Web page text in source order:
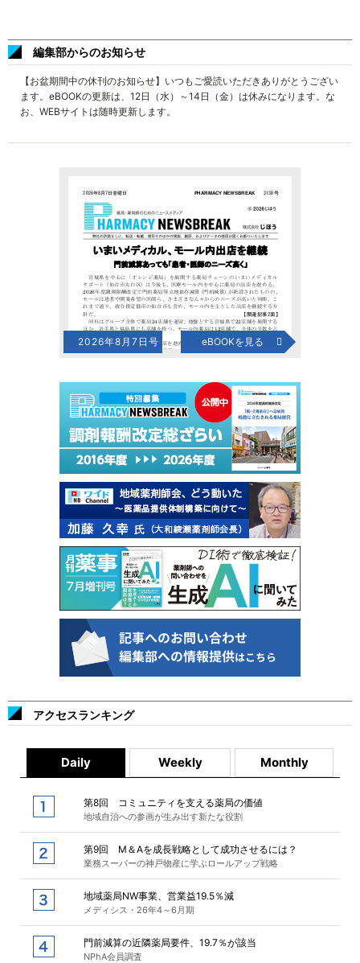
編集部からのお知らせ
【お盆期間中の休刊のお知らせ】いつもご愛読いただきありがとうござい
ます。eBOOKの更新は、12日（水）～14日（金）は休みになります。な
お、WEBサイトは随時更新します。
2026年8月7日号 eBOOKを見る
アクセスランキング
Daily Weekly Monthly
第8回 コミュニティを支える薬局の価値
地域自治への参画が生み出す新たな役割
第9回 M＆Aを成長戦略として成功させるには？
業務スーパーの神戸物産に学ぶロールアップ戦略
地域薬局NW事業、営業益19.5％減
メディシス・26年4～6月期
門前減算の近隣薬局要件、19.7％が該当
NPhA会員調査